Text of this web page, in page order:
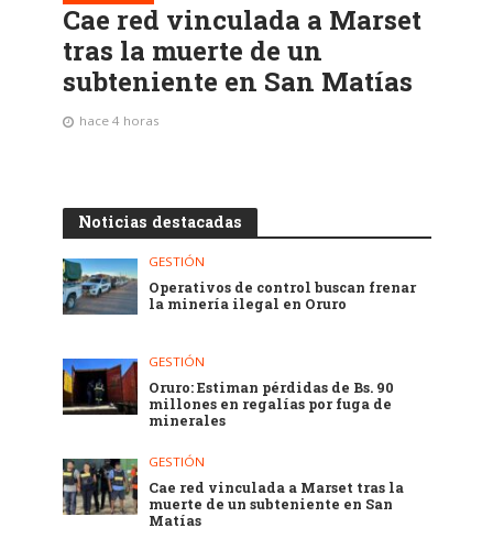
Cae red vinculada a Marset
tras la muerte de un
subteniente en San Matías
hace 4 horas
Noticias destacadas
GESTIÓN
Operativos de control buscan frenar
la minería ilegal en Oruro
GESTIÓN
Oruro: Estiman pérdidas de Bs. 90
millones en regalías por fuga de
minerales
GESTIÓN
Cae red vinculada a Marset tras la
muerte de un subteniente en San
Matías